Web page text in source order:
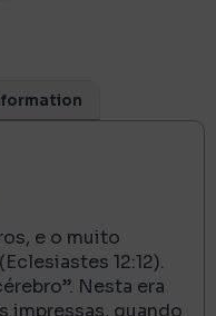
e o muito
12:12).
Nesta era
impressas, quando